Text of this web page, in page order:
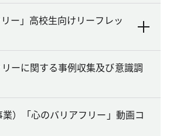
リー」高校生向けリーフレッ
リーに関する事例収集及び意識調
業）「心のバリアフリー」動画コ